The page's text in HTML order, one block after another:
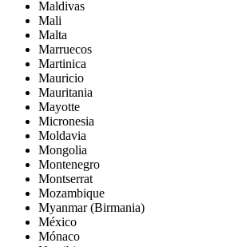
Maldivas
Mali
Malta
Marruecos
Martinica
Mauricio
Mauritania
Mayotte
Micronesia
Moldavia
Mongolia
Montenegro
Montserrat
Mozambique
Myanmar (Birmania)
México
Mónaco